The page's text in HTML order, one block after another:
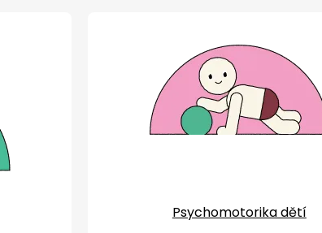
Psychomotorika dětí